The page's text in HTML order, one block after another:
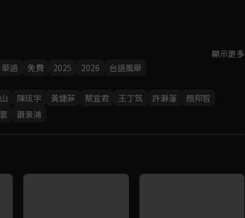
Video
服艱難成為女西裝師，並一針一線，縫製出燦爛的未來？
顯示更多
華語 免費 2025 2026 台語風華
陳玹宇 黃婕菲 蔡宜君 王丁筑 許瀞蔆
顏邦智
蕭景鴻